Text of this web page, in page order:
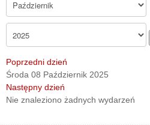
Poprzedni dzień
Środa 08 Październik 2025
Następny dzień
Nie znaleziono żadnych wydarzeń